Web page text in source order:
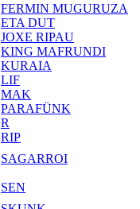
FERMIN MUGURUZA
ETA DUT
JOXE RIPAU
KING MAFRUNDI
KURAIA
LIF
MAK
PARAFÜNK
R
RIP
SAGARROI
SEN